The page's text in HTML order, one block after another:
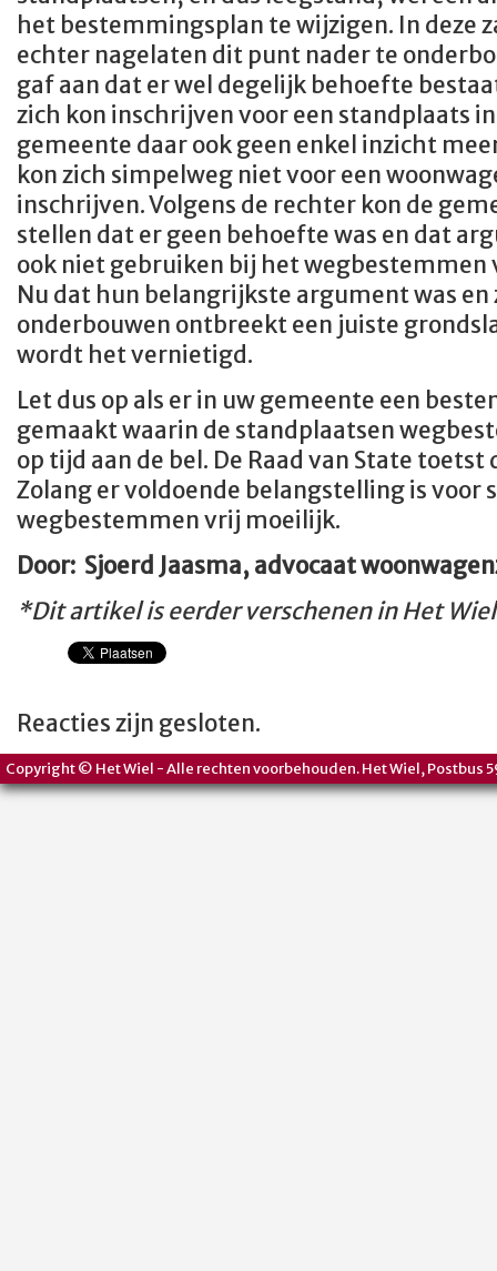
het bestemmingsplan te wijzigen. In deze
echter nagelaten dit punt nader te
gaf aan dat er wel degelijk behoefte
zich kon inschrijven voor een standplaats
gemeente daar ook geen enkel inzicht
kon zich simpelweg niet voor een
inschrijven. Volgens de rechter kon de
stellen dat er geen behoefte was en dat
ook niet gebruiken bij het wegbestemmen
Nu dat hun belangrijkste argument was
onderbouwen ontbreekt een juiste
wordt het vernietigd.
Let dus op als er in uw gemeente een
gemaakt waarin de standplaatsen
op tijd aan de bel. De Raad van State
Zolang er voldoende belangstelling is
wegbestemmen vrij moeilijk.
Door: Sjoerd Jaasma, advocaat
*Dit artikel is eerder verschenen in Het
Reacties zijn gesloten.
Copyright © Het Wiel - Alle rechten voorbehouden. Het Wiel, Postbus